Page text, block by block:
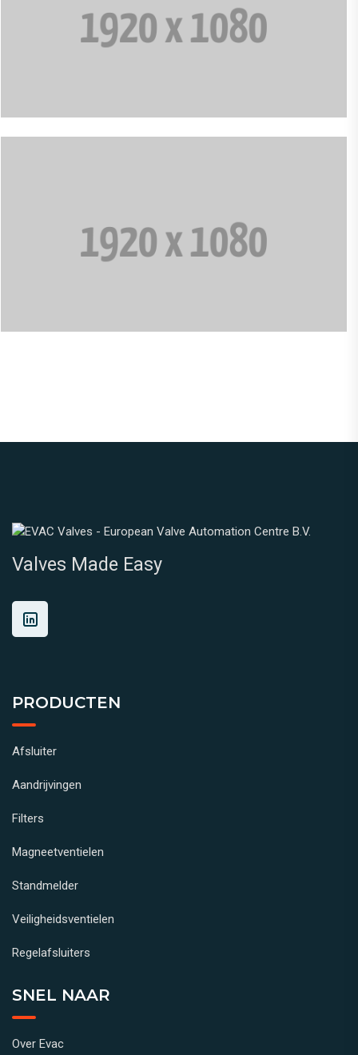
Valves Made Easy
PRODUCTEN
Afsluiter
Aandrijvingen
Filters
Magneetventielen
Standmelder
Veiligheidsventielen
Regelafsluiters
SNEL NAAR
Over Evac